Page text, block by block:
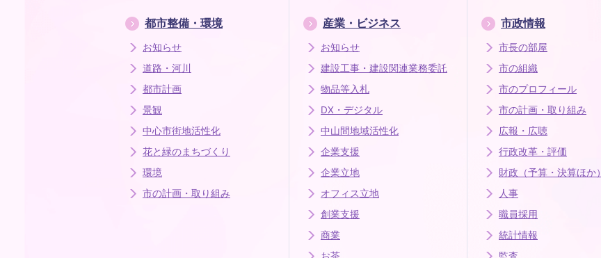
都市整備・環境
お知らせ
道路・河川
都市計画
景観
中心市街地活性化
花と緑のまちづくり
環境
市の計画・取り組み
産業・ビジネス
お知らせ
建設工事・建設関連業務委託
物品等入札
DX・デジタル
中山間地域活性化
企業支援
企業立地
オフィス立地
創業支援
商業
市政情報
市長の部屋
市の組織
市のプロフィール
市の計画・取り組み
広報・広聴
行政改革・評価
財政（予算・決算ほか）
人事
職員採用
統計情報